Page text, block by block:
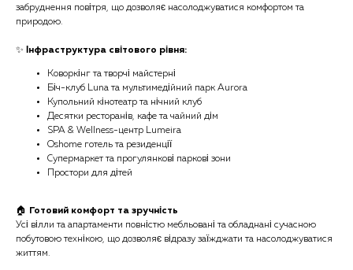
забруднення повітря, що дозволяє насолоджуватися комфортом та
природою.
✨ Інфраструктура світового рівня:
Коворкінг та творчі майстерні
Біч-клуб Luna та мультимедійний парк Aurora
Купольний кінотеатр та нічний клуб
Десятки ресторанів, кафе та чайний дім
SPA & Wellness-центр Lumeira
Oshome готель та резиденції
Супермаркет та прогулянкові паркові зони
Простори для дітей
🏠 Готовий комфорт та зручність
Усі вілли та апартаменти повністю мебльовані та обладнані сучасною
побутовою технікою, що дозволяє відразу заїжджати та насолоджуватися
життям.